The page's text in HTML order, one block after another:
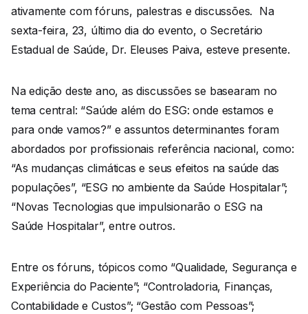
ativamente com fóruns, palestras e discussões. Na
sexta-feira, 23, último dia do evento, o Secretário
Estadual de Saúde, Dr. Eleuses Paiva, esteve presente.
Na edição deste ano, as discussões se basearam no
tema central: “Saúde além do ESG: onde estamos e
para onde vamos?” e assuntos determinantes foram
abordados por profissionais referência nacional, como:
“As mudanças climáticas e seus efeitos na saúde das
populações”, “ESG no ambiente da Saúde Hospitalar”;
“Novas Tecnologias que impulsionarão o ESG na
Saúde Hospitalar”, entre outros.
Entre os fóruns, tópicos como “Qualidade, Segurança e
Experiência do Paciente”; “Controladoria, Finanças,
Contabilidade e Custos”; “Gestão com Pessoas”;